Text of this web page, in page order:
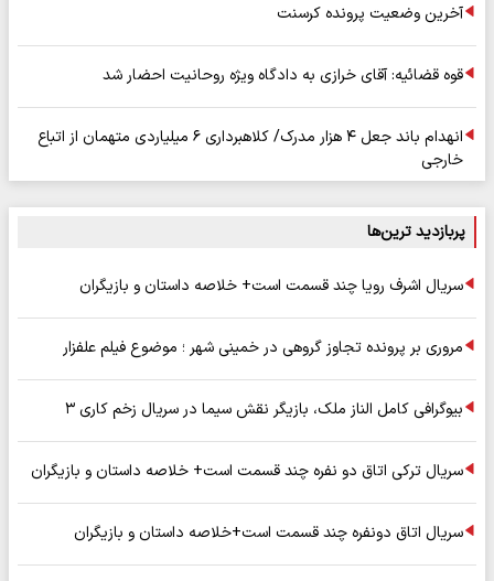
آخرین وضعیت پرونده کرسنت
قوه قضائیه: آقای خرازی به دادگاه ویژه روحانیت احضار شد
انهدام باند جعل ۴ هزار مدرک/ کلاهبرداری ۶ میلیاردی متهمان از اتباع
خارجی
پربازدید ترین‌ها
سریال اشرف رویا چند قسمت است+ خلاصه داستان و بازیگران
مروری بر پرونده تجاوز گروهی در خمینی شهر ؛ موضوع فیلم علفزار
بیوگرافی کامل الناز ملک، بازیگر نقش سیما در سریال زخم کاری ۳
سریال ترکی اتاق دو نفره چند قسمت است+ خلاصه داستان و بازیگران
سریال اتاق دونفره چند قسمت است+خلاصه داستان و بازیگران